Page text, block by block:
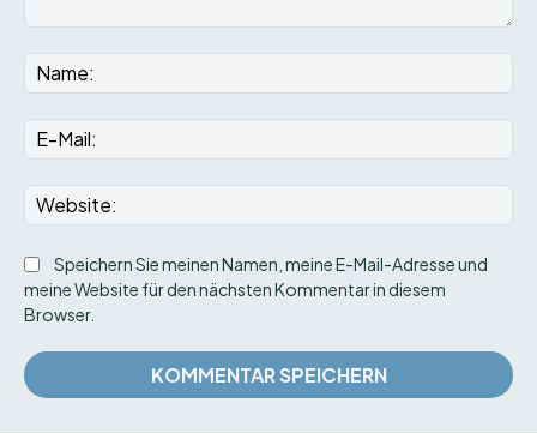
Speichern Sie meinen Namen, meine E-Mail-Adresse und
meine Website für den nächsten Kommentar in diesem
Browser.